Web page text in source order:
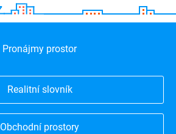
Pronájmy prostor
Realitní slovník
Obchodní prostory